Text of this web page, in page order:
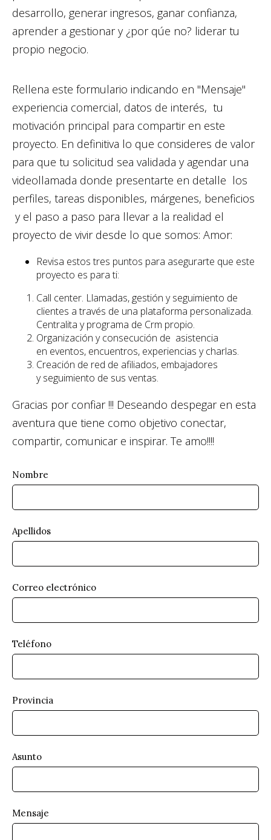
desarrollo, generar ingresos, ganar confianza,
aprender a gestionar y ¿por qúe no? liderar tu
propio negocio.
Rellena este formulario indicando en "Mensaje"
experiencia comercial, datos de interés, tu
motivación principal para compartir en este
proyecto. En definitiva lo que consideres de valor
para que tu solicitud sea validada y agendar una
videollamada donde presentarte en detalle los
perfiles, tareas disponibles, márgenes, beneficios
y el paso a paso para llevar a la realidad el
proyecto de vivir desde lo que somos: Amor:
Revisa estos tres puntos para asegurarte que este
proyecto es para ti:
Call center. Llamadas, gestión y seguimiento de
clientes a través de una plataforma personalizada.
Centralita y programa de Crm propio.
Organización y consecución de asistencia
en eventos, encuentros, experiencias y charlas.
Creación de red de afiliados, embajadores
y seguimiento de sus ventas.
Gracias por confiar !!! Deseando despegar en esta
aventura que tiene como objetivo conectar,
compartir, comunicar e inspirar. Te amo!!!!
Nombre
Apellidos
Correo electrónico
Teléfono
Provincia
Asunto
Mensaje